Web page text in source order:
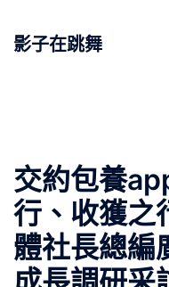
影子在跳舞
交約包養
行、收獲
體社長總編